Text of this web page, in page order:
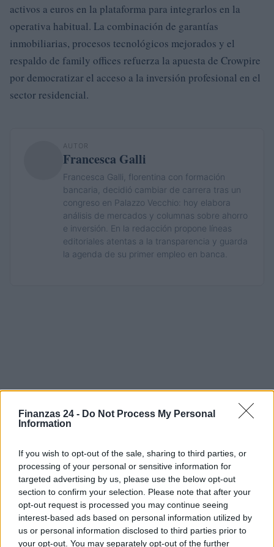
Finanzas 24 - Do Not Process My Personal
Information
If you wish to opt-out of the sale, sharing to third parties, or
processing of your personal or sensitive information for
targeted advertising by us, please use the below opt-out
section to confirm your selection. Please note that after your
opt-out request is processed you may continue seeing
interest-based ads based on personal information utilized by
us or personal information disclosed to third parties prior to
your opt-out. You may separately opt-out of the further
activos a euros en la plataforma para integrarlos en la
operativa habitual. La combinación de garantías
inmobiliarias, procesos tecnológicos mejorados y el
respaldo de family offices refuerza la apuesta de Crowpire
por democratizar el acceso a la inversión profesional en el
sector residencial.
AUTOR
Francesca Galli
Francesca Galli, florentina con formación
bancaria, decidió cambiar de carrera tras un
congreso en Palazzo Vecchio: hoy elabora
análisis de mercados y columnas sobre ahorro
e inversión. En la redacción propone líneas
editoriales atentas a la transparencia y guarda
la agenda de su primer empleo en banca.